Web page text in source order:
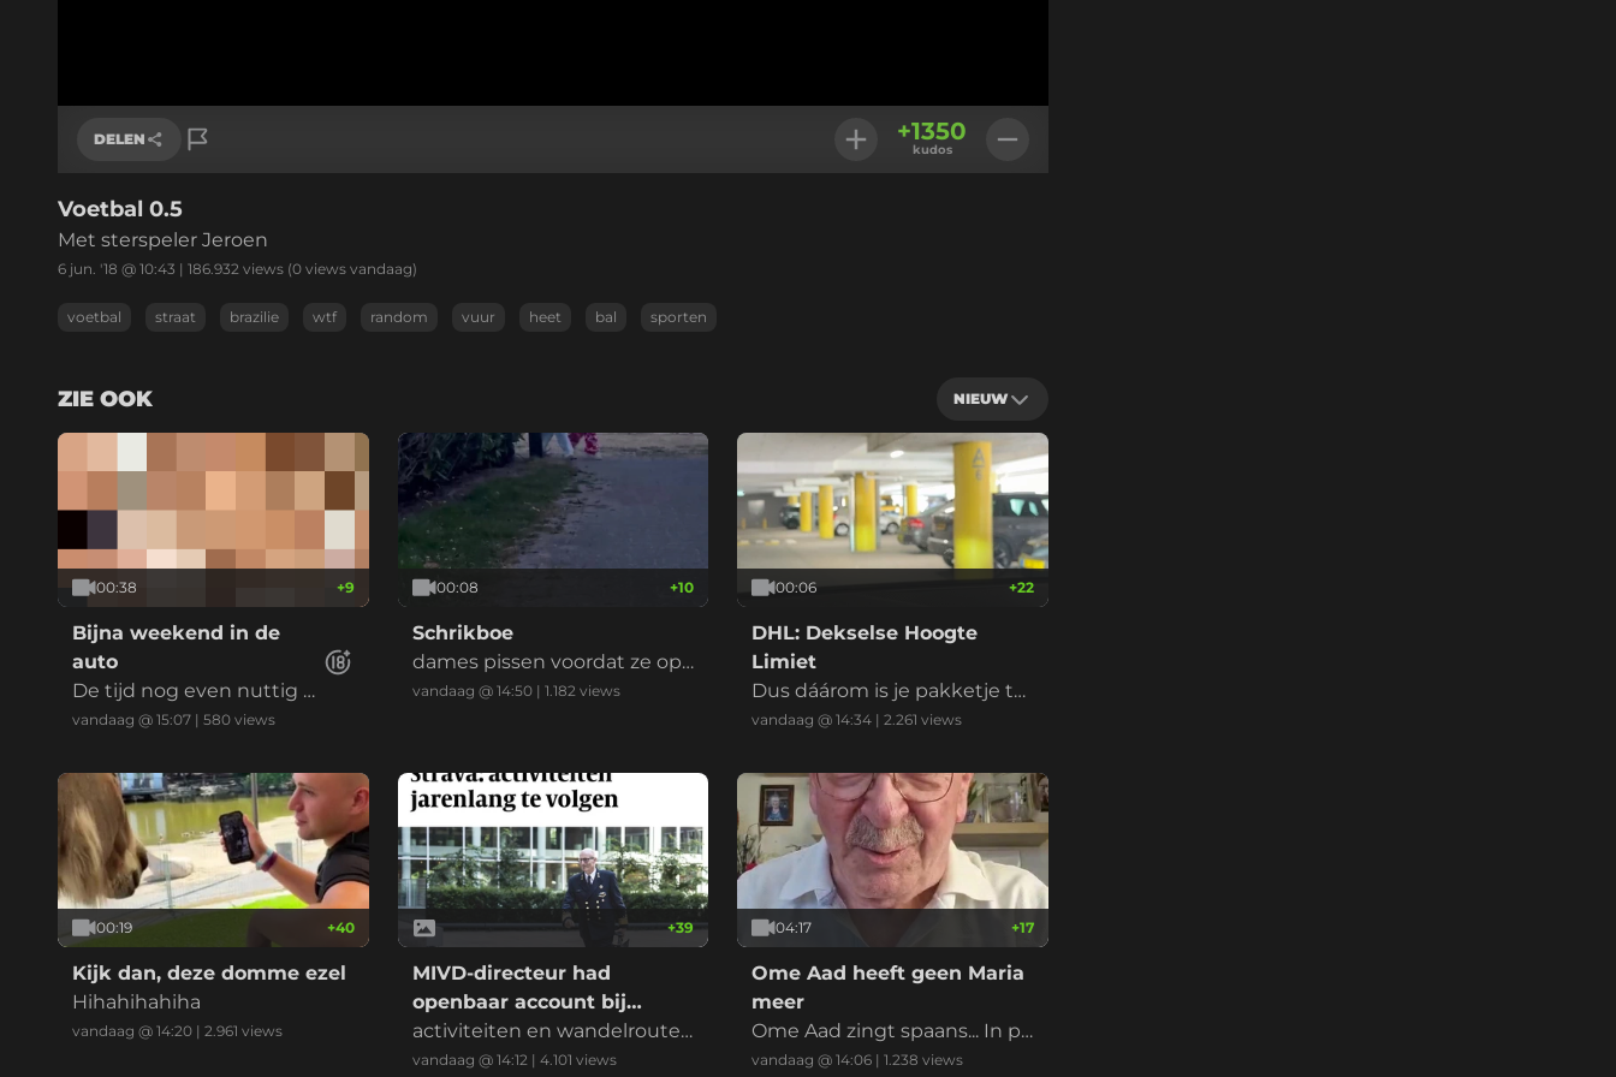
DELEN
Link kopiëren
+1350
kudos
Voetbal 0.5
Met sterspeler Jeroen
6 jun. '18 @ 10:43 | 186.932 views (0 views vandaag)
voetbal straat brazilie wtf random vuur heet bal sporten
ZIE OOK NIEUW
00:38 +9
Bijna weekend in de
auto
De tijd nog even nuttig b
esteden
vandaag @ 15:07 | 580 views
00:08 +10
Schrikboe
dames pissen voordat ze op
de plee zijn.
vandaag @ 14:50| 1.182 views
00:06 +22
DHL: Dekselse Hoogte
Limiet
Dus dáárom is je pakketje te
laat.
vandaag @ 14:34 |2.261 views
00:19 +40
Kijk dan, deze domme ezel
Hihahihahiha
vandaag @ 14:20 | 2.961 views
+39
MIVD-directeur had
openbaar account bij
Strava
activiteiten en wandelroutes
waren jarenlang te volgen...
vandaag @ 14:12| 4.101 views
04:17 +17
Ome Aad heeft geen Maria
meer
Ome Aad zingt spaans... In pl
aats van Maria, kan je ook Cor
vandaag @ 14:06 |1.238 views